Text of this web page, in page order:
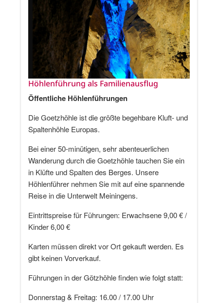
Höhlenführung als Familienausflug
Öffentliche Höhlenführungen
Die Goetzhöhle ist die größte begehbare Kluft- und
Spaltenhöhle Europas.
Bei einer 50-minütigen, sehr abenteuerlichen
Wanderung durch die Goetzhöhle tauchen Sie ein
in Klüfte und Spalten des Berges. Unsere
Höhlenführer nehmen Sie mit auf eine spannende
Reise in die Unterwelt Meiningens.
Eintrittspreise für Führungen: Erwachsene 9,00 € /
Kinder 6,00 €
Karten müssen direkt vor Ort gekauft werden. Es
gibt keinen Vorverkauf.
Führungen in der Götzhöhle finden wie folgt statt:
Donnerstag & Freitag: 16.00 / 17.00 Uhr